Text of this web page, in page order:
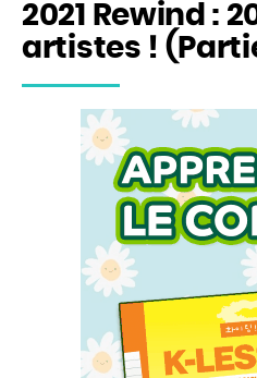
2021 Rewind :
artistes !